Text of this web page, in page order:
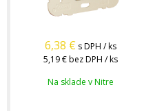
6,38 € s DPH / ks
5,19 €bez DPH / ks
Na sklade v Nitre